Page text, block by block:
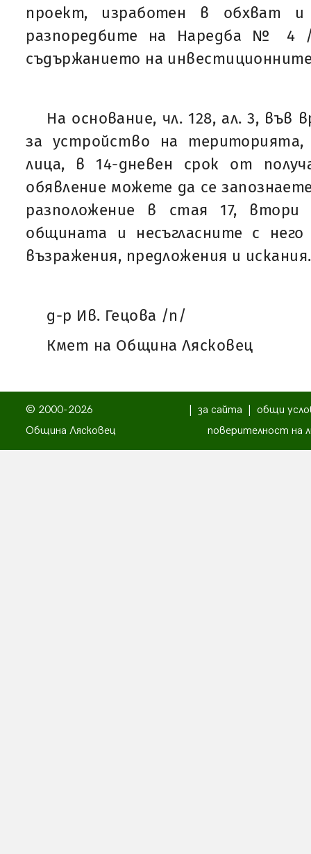
проект, изработен в обхват и
разпоредбите на Наредба № 4
съдържанието на
На основание, чл. 128, ал. 3, във
за устройство на територията,
лица, в 14-дневен срок от
обявление можете да се
разположение в стая 17,
общината и несъгласните с
възражения, предложения и искания.
д-р Ив. Гецова /п/
Кмет на Община Лясковец
© 2000-2026
Община Лясковец
за сайта
общи
поверителност на